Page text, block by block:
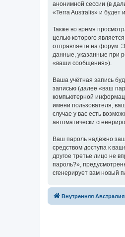
анонимной сессии (в
«Terra Australis» и
Также во время
целью которого
отправляете на форум.
данные, указанные при
«ваши сообщения»).
Ваша учётная запись
записью (далее «ваш
компьютерной
имени пользователя,
случае у вас есть
автоматически
Ваш пароль надёжно
средством доступа к
другое третье лицо не
пароль?»,
сгенерирует вам новый
Внутренняя Австралия
Связаться с